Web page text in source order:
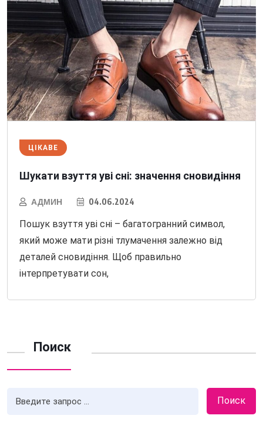
ЦІКАВЕ
Шукати взуття уві сні: значення сновидіння
АДМИН 04.06.2024
Пошук взуття уві сні – багатогранний символ,
який може мати різні тлумачення залежно від
деталей сновидіння. Щоб правильно
інтерпретувати сон,
Поиск
Поиск